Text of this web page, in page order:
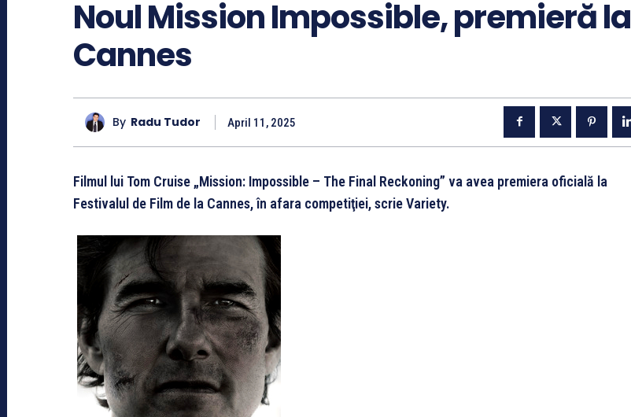
Noul Mission Impossible, premieră la
Cannes
By Radu Tudor April 11, 2025
Filmul lui Tom Cruise „Mission: Impossible – The Final Reckoning” va avea premiera oficială la
Festivalul de Film de la Cannes, în afara competiţiei, scrie Variety.